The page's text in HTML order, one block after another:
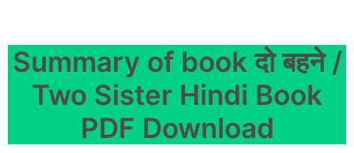
Summary of book दो बहने /
Two Sister Hindi Book
PDF Download